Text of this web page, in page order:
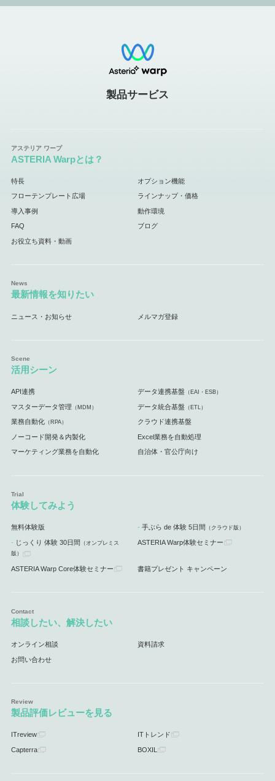
製品サービス
ASTERIA Warpとは？
特長 オプション機能
フローテンプレート広場 ラインナップ・価格
導入事例 動作環境
FAQ ブログ
お役立ち資料・動画
最新情報を知りたい
ニュース・お知らせ メルマガ登録
活用シーン
API連携 データ連携基盤 （EAI・ESB）
マスターデータ管理 （MDM） データ統合基盤 （ETL）
業務自動化（RPA） クラウド連携基盤
ノーコード開発＆内製化 Excel業務を自動処理
マーケティング業務を自動化 自治体・官公庁向け
体験してみよう
無料体験版 手ぶら de 体験 5日間 （クラウド版）
じっくり 体験 30日間 （オンプレミス
版）
ASTERIA Warp体験セミナー
ASTERIA Warp Core体験セミナー 書籍プレゼント キャンペーン
相談したい、解決したい
オンライン相談 資料請求
お問い合わせ
製品評価レビューを見る
ITreview ITトレンド
Capterra BOXIL